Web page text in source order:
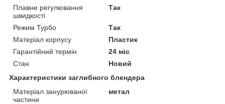
Плавне регулювання
швидкості
Так
Режим Турбо
Так
Матеріал корпусу
Пластик
Гарантійний термін
24 міс
Стан
Новий
Характеристики заглибного блендера
Матеріал занурюваної
частини
метал